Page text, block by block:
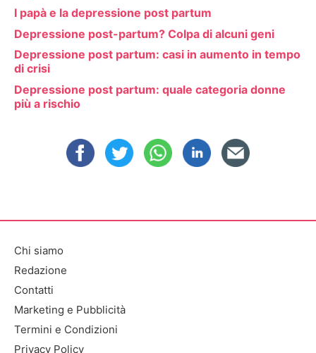
I papà e la depressione post partum
Depressione post-partum? Colpa di alcuni geni
Depressione post partum: casi in aumento in tempo
di crisi
Depressione post partum: quale categoria donne
più a rischio
Chi siamo
Redazione
Contatti
Marketing e Pubblicità
Termini e Condizioni
Privacy Policy